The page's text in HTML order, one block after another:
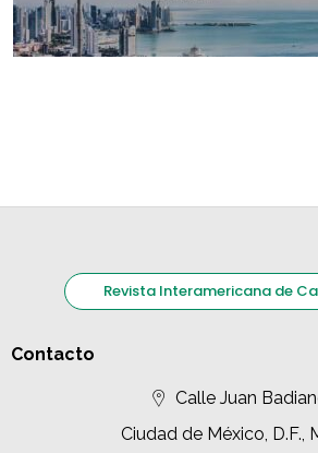
Revista Interamericana de
Contacto
Calle Juan
Ciudad de México, D.F.,